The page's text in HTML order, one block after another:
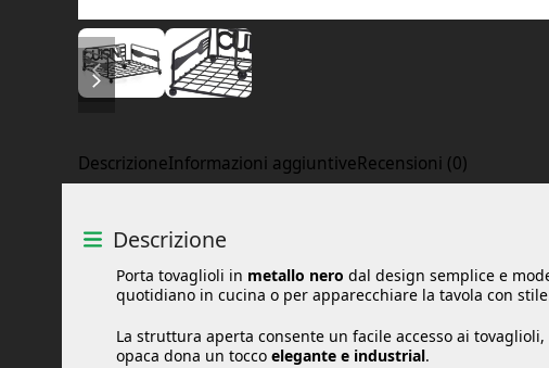
diapositiva precedente
diapositiva successiva
DescrizioneInformazioni aggiuntiveRecensioni (0)
Descrizione
Porta tovaglioli in metallo nero dal design semplice e
quotidiano in cucina o per apparecchiare la tavola con
La struttura aperta consente un facile accesso ai
opaca dona un tocco elegante e industrial.